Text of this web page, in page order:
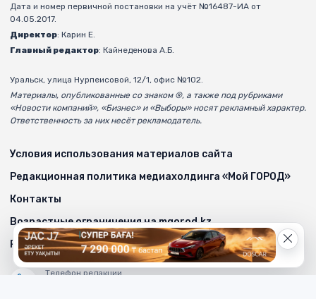
Дата и номер первичной постановки на учёт №16487-ИА от
04.05.2017.
Директор: Карин Е.
Главный редактор: Кайнеденова А.Б.
Уральск, улица Нурпеисовой, 12/1, офис №102.
Материалы, опубликованные со знаком ®, а также под рубриками
«Новости компаний», «Бизнес» и «Выборы» носят рекламный характер.
Ответственность за них несёт рекламодатель.
Условия использования материалов сайта
Редакционная политика медиахолдинга «Мой ГОРОД»
Контакты
Возрастные ограничения на mgorod.kz
Реклама на сайте
Телефон редакции